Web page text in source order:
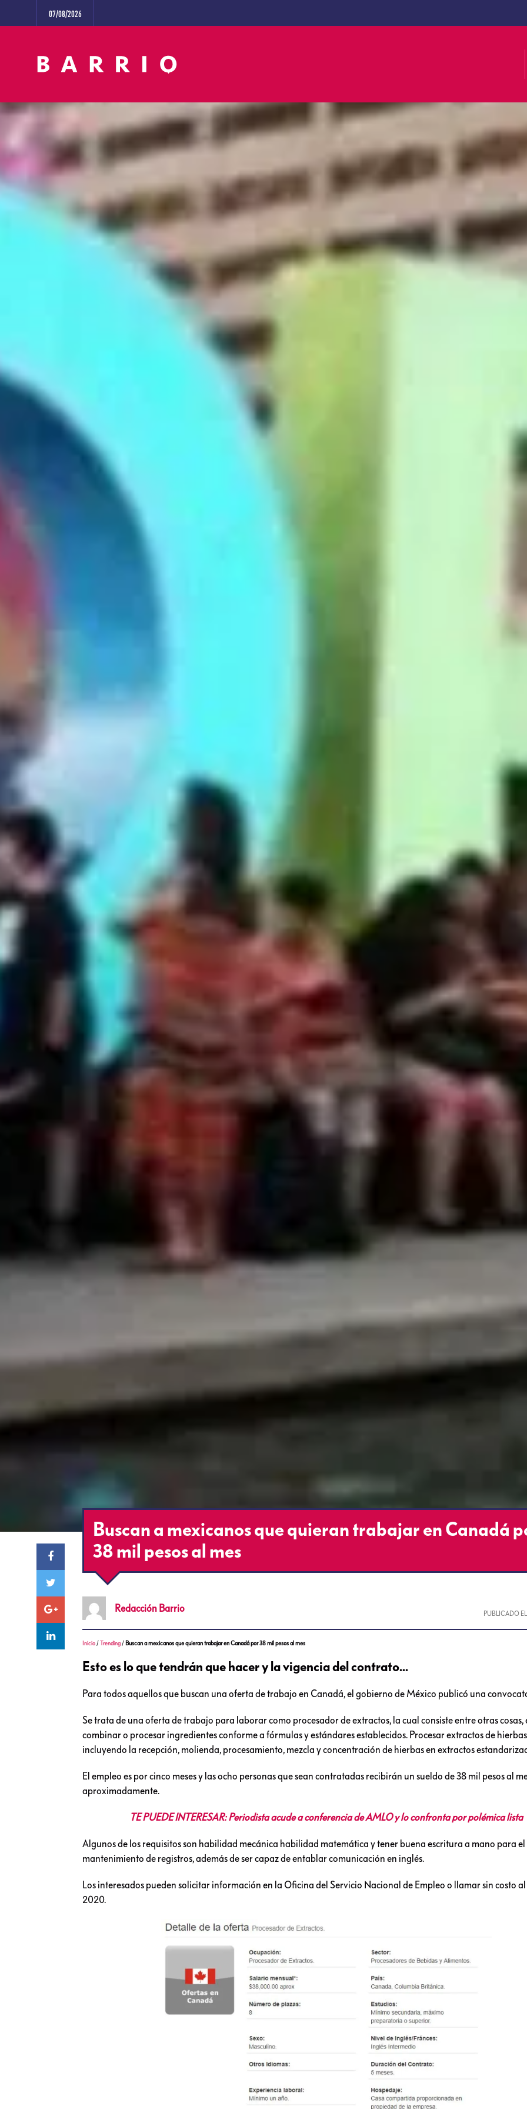
07/08/2026
Buscan a mexicanos que quieran trabajar en Canadá
38 mil pesos al mes
Redacción Barrio PUBLICADO
Inicio/Trending/ Buscan a mexicanos que quieran trabajar en Canadá por 38 mil pesos al mes
Esto es lo que tendrán que hacer y la vigencia del contrato...
Para todos aquellos que buscan una oferta de trabajo en Canadá, el gobierno de México publicó una
Se trata de una oferta de trabajo para laborar como procesador de extractos, la cual consiste entre otras cosas,
combinar o procesar ingredientes conforme a fórmulas y estándares establecidos. Procesar extractos de
incluyendo la recepción, molienda, procesamiento, mezcla y concentración de hierbas en extractos
El empleo es por cinco meses y las ocho personas que sean contratadas recibirán un sueldo de 38 mil pesos al
aproximadamente.
TE PUEDE INTERESAR: Periodista acude a conferencia de AMLO y lo confronta por polémica lista
Algunos de los requisitos son habilidad mecánica habilidad matemática y tener buena escritura a mano para el
mantenimiento de registros, además de ser capaz de entablar comunicación en inglés.
Los interesados pueden solicitar información en la Oficina del Servicio Nacional de Empleo o llamar sin costo
2020.